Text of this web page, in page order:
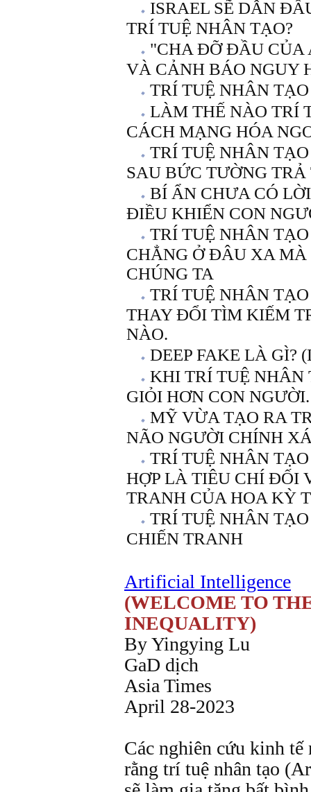
ISRAEL SẼ DẪN
TRÍ TUỆ NHÂN TẠO?
"CHA ĐỠ ĐẦU CỦA
VÀ CẢNH BÁO NGUY
TRÍ TUỆ NHÂN
LÀM THẾ NÀO TRÍ
CÁCH MẠNG HÓA
TRÍ TUỆ NHÂN
SAU BỨC TƯỜNG
BÍ ẨN CHƯA CÓ
ĐIỀU KHIỂN CON
TRÍ TUỆ NHÂN
CHẲNG Ở ĐÂU XA MÀ
CHÚNG TA
TRÍ TUỆ NHÂN
THAY ĐỔI TÌM KIẾM
NÀO.
DEEP FAKE LÀ GÌ?
KHI TRÍ TUỆ
GIỎI HƠN CON NGƯỜI.
MỸ VỪA TẠO RA
NÃO NGƯỜI CHÍNH
TRÍ TUỆ NHÂN
HỢP LÀ TIÊU CHÍ ĐỐI
TRANH CỦA HOA KỲ
TRÍ TUỆ NHÂN
CHIẾN TRANH
Artificial Intelligence
(WELCOME TO
INEQUALITY)
By Yingying Lu
GaD dịch
Asia Times
April 28-2023
Các nghiên cứu kinh
rằng trí tuệ nhân tạo